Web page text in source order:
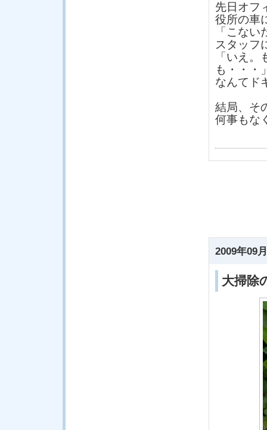
先日オフ
役所の車
「こな
スタッフ
「いえ
も・・・
なんてド
結局、そ
何事もな
2009年09
大掃除